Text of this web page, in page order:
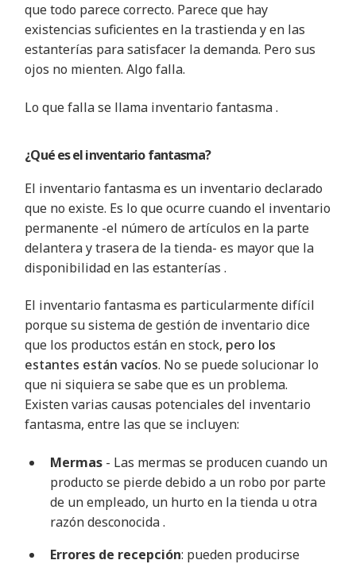
que todo parece correcto. Parece que hay
existencias suficientes en la trastienda y en las
estanterías para satisfacer la demanda. Pero sus
ojos no mienten. Algo falla.
Lo que falla se llama inventario fantasma.
¿Qué es el inventario fantasma?
El inventario fantasma es un inventario declarado
que no existe. Es lo que ocurre cuando el inventario
permanente -el número de artículos en la parte
delantera y trasera de la tienda- es mayor que la
disponibilidad en las estanterías.
El inventario fantasma es particularmente difícil
porque su sistema de gestión de inventario dice
que los productos están en stock, pero los
estantes están vacíos. No se puede solucionar lo
que ni siquiera se sabe que es un problema.
Existen varias causas potenciales del inventario
fantasma, entre las que se incluyen:
Mermas - Las mermas se producen cuando un
producto se pierde debido a un robo por parte
de un empleado, un hurto en la tienda u otra
razón desconocida.
Errores de recepción: pueden producirse